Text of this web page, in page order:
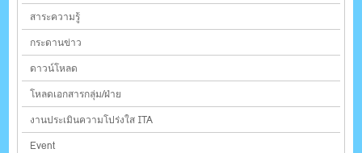
สาระความรู้
กระดานข่าว
ดาวน์โหลด
โหลดเอกสารกลุ่ม/ฝ่าย
งานประเมินความโปร่งใส ITA
Event